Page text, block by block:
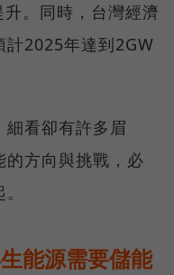
。同時，台灣經濟
計2025年達到2GW
看卻有許多眉
方向與挑戰，必
能源需要儲能